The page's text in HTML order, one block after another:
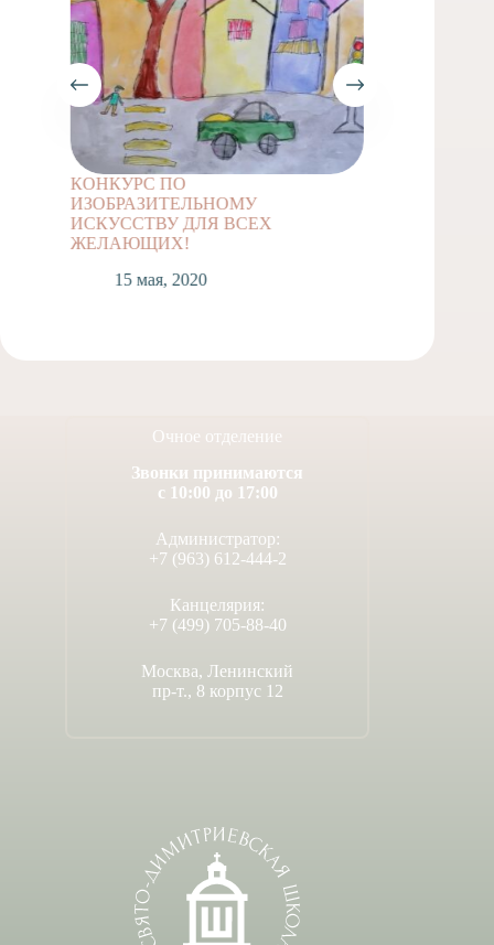
КОНКУРС ПО
ИЗОБРАЗИТЕЛЬНОМУ
ИСКУССТВУ ДЛЯ ВСЕХ
ЖЕЛАЮЩИХ!
15 мая, 2020
Очное отделение
Звонки принимаются
с 10:00 до 17:00
Администратор:
+7 (963) 612-444-2
Канцелярия:
+7 (499) 705-88-40
Москва, Ленинский
пр-т., 8 корпус 12